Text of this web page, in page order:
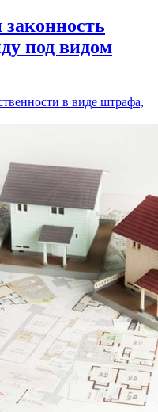
под видом
в виде штрафа,